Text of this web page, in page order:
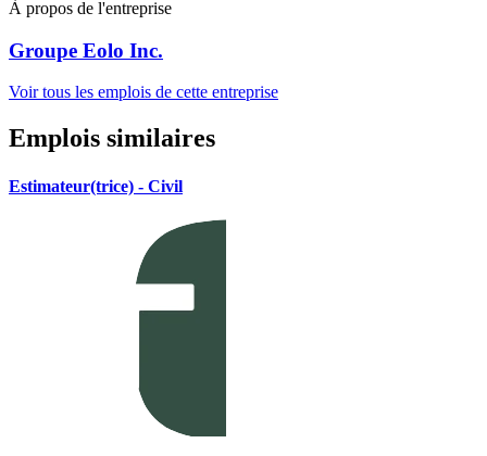
À propos de l'entreprise
Groupe Eolo Inc.
Voir tous les emplois de cette entreprise
Emplois similaires
Estimateur(trice) - Civil